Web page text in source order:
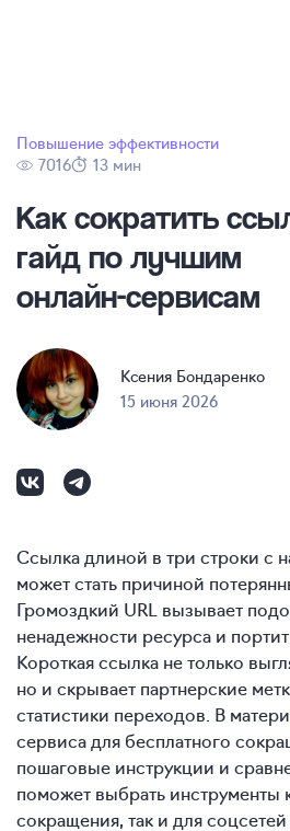
Повышение эффективности
7016
13 мин
Как сократить
гайд по лучшим
онлайн-сервисам
Ксения Бондаренко
15 июня 2026
Ссылка длиной в три строки с
может стать причиной
Громоздкий URL вызывает
ненадежности ресурса и портит
Короткая ссылка не только
но и скрывает партнерские
статистики переходов. В
сервиса для бесплатного
пошаговые инструкции и
поможет выбрать инструменты
сокращения, так и для